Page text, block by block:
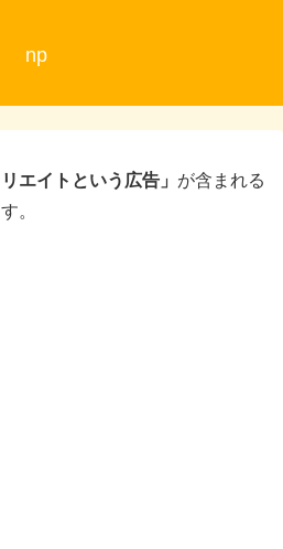
np
リエイトという広告」 が含まれる
。